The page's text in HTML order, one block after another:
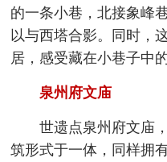
的一条小巷，北接象峰
以与西塔合影。同时，
居，感受藏在小巷子中
泉州府文庙
世遗点泉州府文庙
筑形式于一体，同样拥